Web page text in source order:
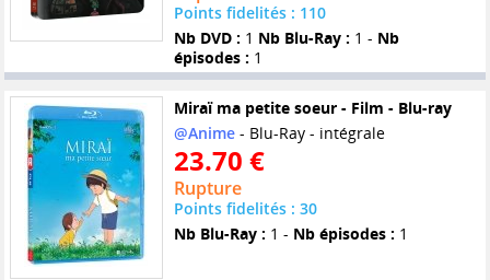
Points fidelités : 110
Nb DVD : 1 Nb Blu-Ray : 1 - Nb
épisodes : 1
Miraï ma petite soeur - Film - Blu-ray
@Anime- Blu-Ray - intégrale
23.70 €
Rupture
Points fidelités : 30
Nb Blu-Ray : 1 - Nb épisodes : 1